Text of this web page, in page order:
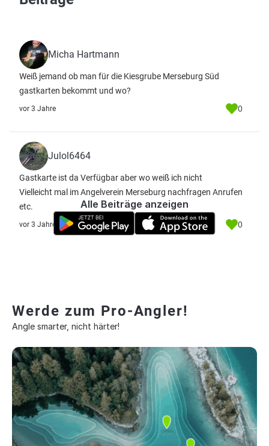
Micha Hartmann
Weiß jemand ob man für die Kiesgrube Merseburg Süd
gastkarten bekommt und wo?
vor 3 Jahre 0
Julol6464
Gastkarte ist da Verfügbar aber wo weiß ich nicht
Vielleicht mal im Angelverein Merseburg nachfragen Anrufen
etc.
vor 3 Jahre 0
Alle Beiträge anzeigen
Werde zum Pro-Angler!
Angle smarter, nicht härter!